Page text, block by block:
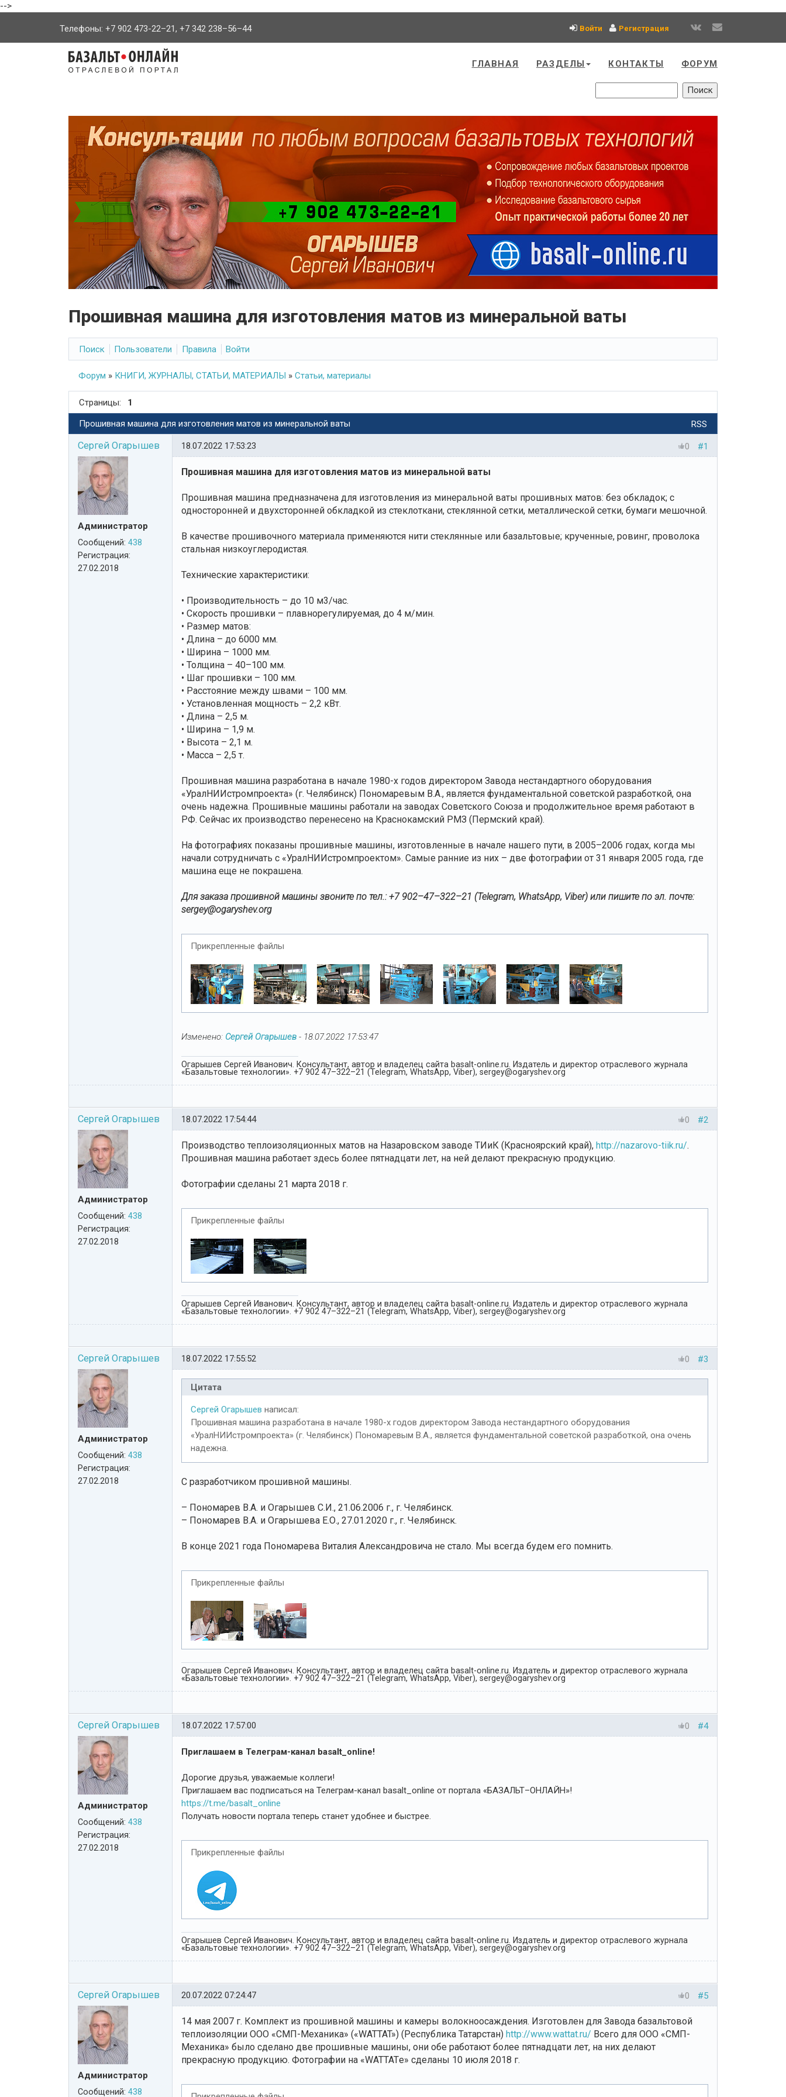
-->
Телефоны: +7 902 473-22–21, +7 342 238–56–44 Войти Регистрация
ГЛАВНАЯ РАЗДЕЛЫ КОНТАКТЫ ФОРУМ
Прошивная машина для изготовления матов из минеральной ваты
Поиск Пользователи Правила Войти
Форум » КНИГИ, ЖУРНАЛЫ, СТАТЬИ, МАТЕРИАЛЫ » Статьи, материалы
Страницы: 1
RSS
Прошивная машина для изготовления матов из минеральной ваты
Сергей Огарышев
Администратор
Сообщений: 438
Регистрация:
27.02.2018
#1
0
18.07.2022 17:53:23
Прошивная машина для изготовления матов из минеральной ваты
Прошивная машина предназначена для изготовления из минеральной ваты прошивных матов: без обкладок; с
односторонней и двухсторонней обкладкой из стеклоткани, стеклянной сетки, металлической сетки, бумаги мешочной.
В качестве прошивочного материала применяются нити стеклянные или базальтовые; крученные, ровинг, проволока
стальная низкоуглеродистая.
Технические характеристики:
• Производительность – до 10 м3/час.
• Скорость прошивки – плавнорегулируемая, до 4 м/мин.
• Размер матов:
• Длина – до 6000 мм.
• Ширина – 1000 мм.
• Толщина – 40–100 мм.
• Шаг прошивки – 100 мм.
• Расстояние между швами – 100 мм.
• Установленная мощность – 2,2 кВт.
• Длина – 2,5 м.
• Ширина – 1,9 м.
• Высота – 2,1 м.
• Масса – 2,5 т.
Прошивная машина разработана в начале 1980-х годов директором Завода нестандартного оборудования
«УралНИИстромпроекта» (г. Челябинск) Пономаревым В.А., является фундаментальной советской разработкой, она
очень надежна. Прошивные машины работали на заводах Советского Союза и продолжительное время работают в
РФ. Сейчас их производство перенесено на Краснокамский РМЗ (Пермский край).
На фотографиях показаны прошивные машины, изготовленные в начале нашего пути, в 2005–2006 годах, когда мы
начали сотрудничать с «УралНИИстромпроектом». Самые ранние из них – две фотографии от 31 января 2005 года, где
машина еще не покрашена.
Для заказа прошивной машины звоните по тел.: +7 902–47–322–21 (Telegram, WhatsApp, Viber) или пишите по эл. почте:
sergey@ogaryshev.org
Прикрепленные файлы
Изменено: Сергей Огарышев - 18.07.2022 17:53:47
Огарышев Сергей Иванович. Консультант, автор и владелец сайта basalt-online.ru. Издатель и директор отраслевого журнала
«Базальтовые технологии». +7 902 47–322–21 (Telegram, WhatsApp, Viber), sergey@ogaryshev.org
Сергей Огарышев
Администратор
Сообщений: 438
Регистрация:
27.02.2018
#2
0
18.07.2022 17:54:44
Производство теплоизоляционных матов на Назаровском заводе ТИиК (Красноярский край), http://nazarovo-tiik.ru/.
Прошивная машина работает здесь более пятнадцати лет, на ней делают прекрасную продукцию.
Фотографии сделаны 21 марта 2018 г.
Прикрепленные файлы
Огарышев Сергей Иванович. Консультант, автор и владелец сайта basalt-online.ru. Издатель и директор отраслевого журнала
«Базальтовые технологии». +7 902 47–322–21 (Telegram, WhatsApp, Viber), sergey@ogaryshev.org
Сергей Огарышев
Администратор
Сообщений: 438
Регистрация:
27.02.2018
#3
0
18.07.2022 17:55:52
Цитата
Сергей Огарышев написал:
Прошивная машина разработана в начале 1980-х годов директором Завода нестандартного оборудования
«УралНИИстромпроекта» (г. Челябинск) Пономаревым В.А., является фундаментальной советской разработкой, она очень
надежна.
С разработчиком прошивной машины.
– Пономарев В.А. и Огарышев С.И., 21.06.2006 г., г. Челябинск.
– Пономарев В.А. и Огарышева Е.О., 27.01.2020 г., г. Челябинск.
В конце 2021 года Пономарева Виталия Александровича не стало. Мы всегда будем его помнить.
Прикрепленные файлы
Огарышев Сергей Иванович. Консультант, автор и владелец сайта basalt-online.ru. Издатель и директор отраслевого журнала
«Базальтовые технологии». +7 902 47–322–21 (Telegram, WhatsApp, Viber), sergey@ogaryshev.org
Сергей Огарышев
Администратор
Сообщений: 438
Регистрация:
27.02.2018
#4
0
18.07.2022 17:57:00
Приглашаем в Телеграм-канал basalt_online!
Дорогие друзья, уважаемые коллеги!
Приглашаем вас подписаться на Телеграм-канал basalt_online от портала «БАЗАЛЬТ–ОНЛАЙН»!
https://t.me/basalt_online
Получать новости портала теперь станет удобнее и быстрее.
Прикрепленные файлы
Огарышев Сергей Иванович. Консультант, автор и владелец сайта basalt-online.ru. Издатель и директор отраслевого журнала
«Базальтовые технологии». +7 902 47–322–21 (Telegram, WhatsApp, Viber), sergey@ogaryshev.org
Сергей Огарышев
Администратор
Сообщений: 438
#5
0
20.07.2022 07:24:47
14 мая 2007 г. Комплект из прошивной машины и камеры волокноосаждения. Изготовлен для Завода базальтовой
теплоизоляции ООО «СМП-Механика» («WATTAT») (Республика Татарстан) http://www.wattat.ru/ Всего для ООО «СМП-
Механика» было сделано две прошивные машины, они обе работают более пятнадцати лет, на них делают
прекрасную продукцию. Фотографии на «WATTATе» сделаны 10 июля 2018 г.